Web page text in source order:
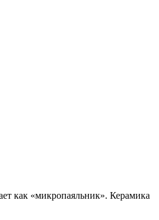
как «микропаяльник». Керамика